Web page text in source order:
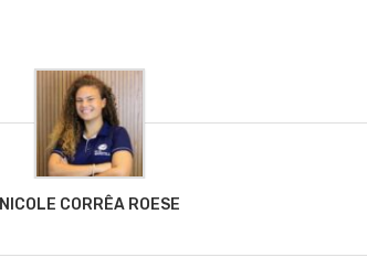
NICOLE CORRÊA ROESE